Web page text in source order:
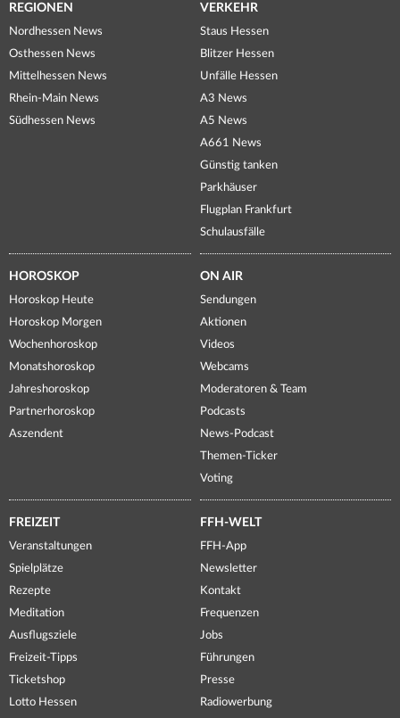
REGIONEN
Nordhessen News
Osthessen News
Mittelhessen News
Rhein-Main News
Südhessen News
VERKEHR
Staus Hessen
Blitzer Hessen
Unfälle Hessen
A3 News
A5 News
A661 News
Günstig tanken
Parkhäuser
Flugplan Frankfurt
Schulausfälle
HOROSKOP
Horoskop Heute
Horoskop Morgen
Wochenhoroskop
Monatshoroskop
Jahreshoroskop
Partnerhoroskop
Aszendent
ON AIR
Sendungen
Aktionen
Videos
Webcams
Moderatoren & Team
Podcasts
News-Podcast
Themen-Ticker
Voting
FREIZEIT
Veranstaltungen
Spielplätze
Rezepte
Meditation
Ausflugsziele
Freizeit-Tipps
Ticketshop
Lotto Hessen
FFH-WELT
FFH-App
Newsletter
Kontakt
Frequenzen
Jobs
Führungen
Presse
Radiowerbung